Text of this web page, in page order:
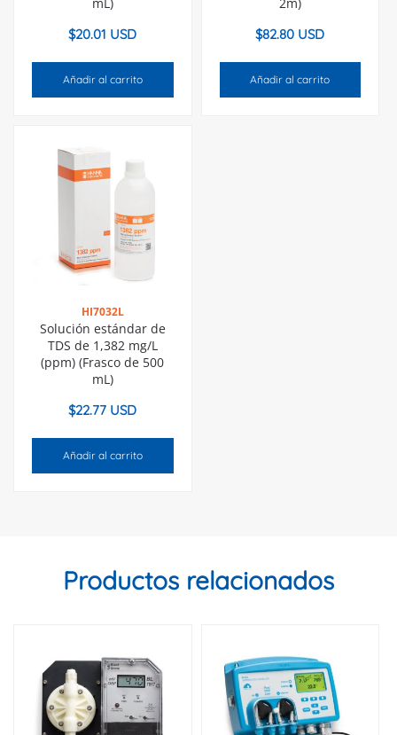
$20.01 USD
Añadir al carrito
$82.80 USD
Añadir al carrito
HI7032L
Solución estándar de
TDS de 1,382 mg/L
(ppm) (Frasco de 500
mL)
$22.77 USD
Añadir al carrito
Productos relacionados